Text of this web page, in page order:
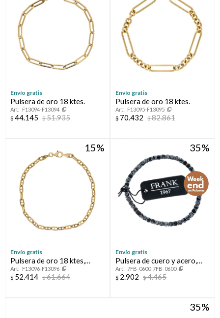
Envío gratis
Pulsera de oro 18 ktes.
F13094-F13094
$ 44.145 $51.935
Envío gratis
Pulsera de oro 18 ktes.
F13095-F13095
$ 70.432 $82.861
15
Envío gratis
Pulsera de oro 18 ktes,
MARINERO.
F13096-F13096
$ 52.414 $61.664
35
Envío gratis
Pulsera de cuero y acero,
FRANK7FB-0600-7FB-0600
$ 2.902 $4.465
35
Compromiso
Día del niño